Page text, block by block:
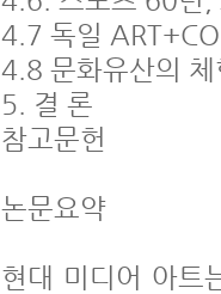
4.7 독일
4.8 문화유산의
5. 결 론
참고문헌
논문요약
현대 미디어 아트